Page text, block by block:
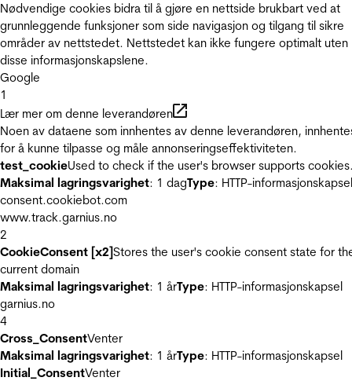
Nødvendige cookies bidra til å gjøre en nettside brukbart ved at
grunnleggende funksjoner som side navigasjon og tilgang til sikre
områder av nettstedet. Nettstedet kan ikke fungere optimalt uten
disse informasjonskapslene.
Google
1
Lær mer om denne leverandøren
Noen av dataene som innhentes av denne leverandøren,
for å kunne tilpasse og måle annonseringseffektiviteten.
test_cookieUsed to check if the user's browser supports
Maksimal lagringsvarighet: 1 dagType: HTTP-informasjonskapsel
consent.cookiebot.com
www.track.garnius.no
2
CookieConsent [x2]Stores the user's cookie consent state for
current domain
Maksimal lagringsvarighet: 1 årType: HTTP-informasjonskapsel
garnius.no
4
Cross_ConsentVenter
Maksimal lagringsvarighet: 1 årType: HTTP-informasjonskapsel
Initial_ConsentVenter